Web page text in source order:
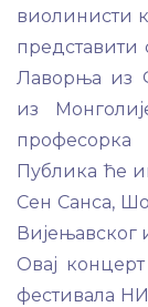
виолинисти
представити
Лаворња из
из
Публика ће
Сен Санса,
Овај
фестивала